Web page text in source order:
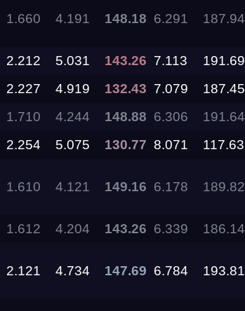
RDRC
12.09.2026 —
Racepark
11.09.2026
Evolution
05.09.2026 —
RDRC
28.08.2026 —
1.660 4.191 148.18 6.291 187.94
2.212 5.031 143.26 7.113 191.69
2.227 4.919 132.43 7.079 187.45
1.710 4.244 148.88 6.306 191.64
2.254 5.075 130.77 8.071 117.63
1.610 4.121 149.16 6.178 189.82
1.612 4.204 143.26 6.339 186.14
2.121 4.734 147.69 6.784 193.81